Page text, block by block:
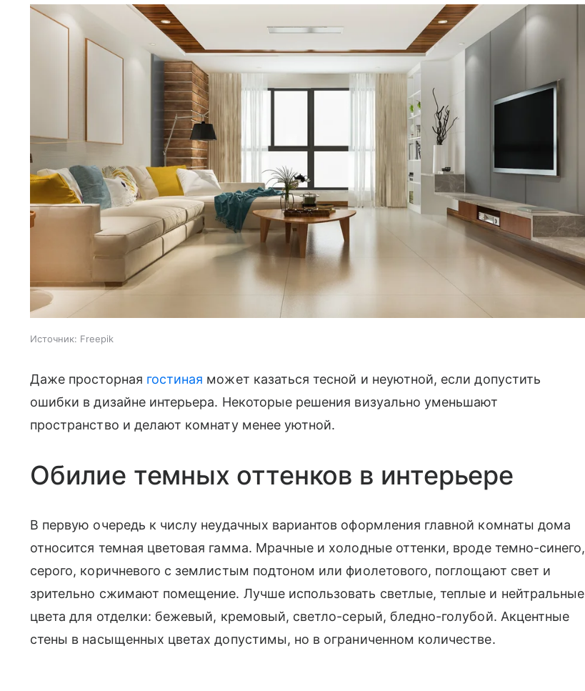
Источник: Freepik
Даже просторная гостиная может казаться тесной и неуютной, если допустить
ошибки в дизайне интерьера. Некоторые решения визуально уменьшают
пространство и делают комнату менее уютной.
Обилие темных оттенков в интерьере
В первую очередь к числу неудачных вариантов оформления главной комнаты дома
относится темная цветовая гамма. Мрачные и холодные оттенки, вроде темно-синего,
серого, коричневого с землистым подтоном или фиолетового, поглощают свет и
зрительно сжимают помещение. Лучше использовать светлые, теплые и нейтральные
цвета для отделки: бежевый, кремовый, светло-серый, бледно-голубой. Акцентные
стены в насыщенных цветах допустимы, но в ограниченном количестве.